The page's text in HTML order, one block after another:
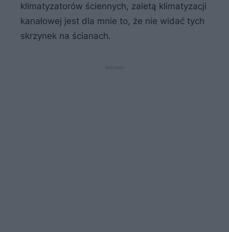
klimatyzatorów ściennych, zaletą klimatyzacji
kanałowej jest dla mnie to, że nie widać tych
skrzynek na ścianach.